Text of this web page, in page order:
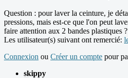
Question : pour laver la ceinture, je
pressions, mais est-ce que l'on peut
faire attention aux 2 bandes plastiques ?
Les utilisateur(s) suivant ont remercié:
Connexion ou Créer un compte pour
skippy